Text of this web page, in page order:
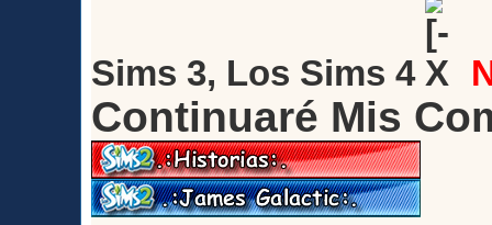
Sims 3, Los Sims 4
Continuaré Mis